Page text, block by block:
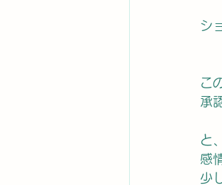
シ
こ
承
と
感
少